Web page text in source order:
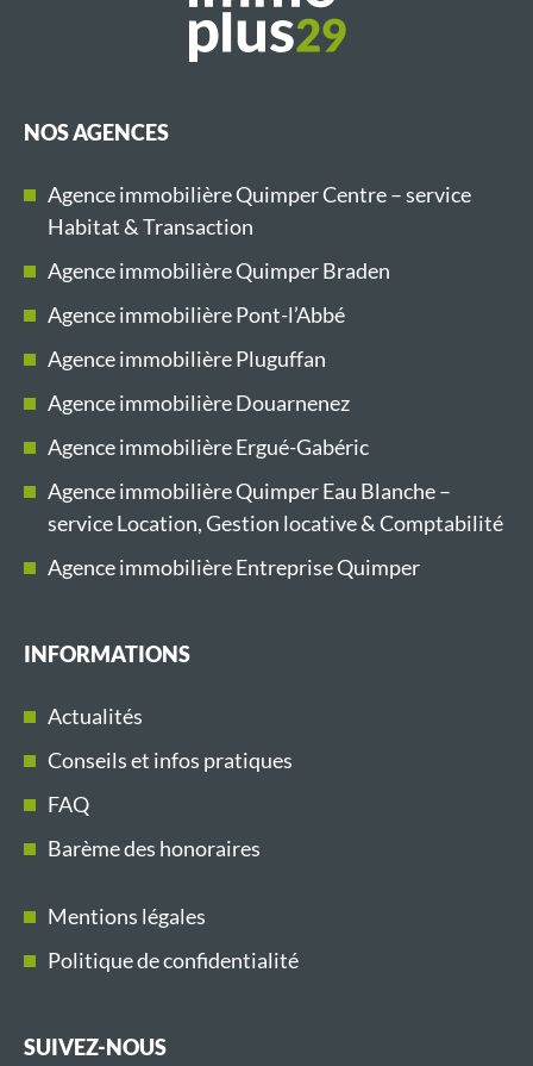
NOS AGENCES
Agence immobilière Quimper Centre – service
Habitat & Transaction
Agence immobilière Quimper Braden
Agence immobilière Pont-l’Abbé
Agence immobilière Pluguffan
Agence immobilière Douarnenez
Agence immobilière Ergué-Gabéric
Agence immobilière Quimper Eau Blanche –
service Location, Gestion locative & Comptabilité
Agence immobilière Entreprise Quimper
INFORMATIONS
Actualités
Conseils et infos pratiques
FAQ
Barème des honoraires
Mentions légales
Politique de confidentialité
SUIVEZ-NOUS